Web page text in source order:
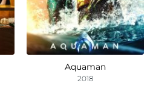
Aquaman
2018